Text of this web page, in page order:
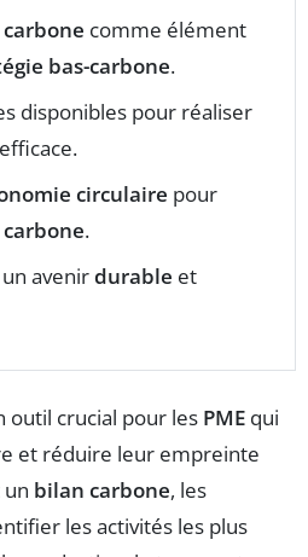
comme élément
bas-carbone.
disponibles pour réaliser
efficace.
circulaire pour
.
avenirdurable et
outil crucial pour les PME qui
et réduire leur empreinte
un bilan carbone, les
les activités les plus